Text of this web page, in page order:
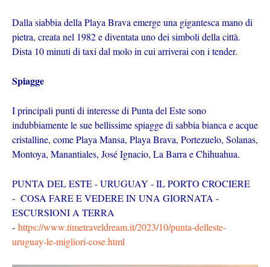
Dalla siabbia della Playa Brava emerge una gigantesca mano di
pietra, creata nel 1982 e diventata uno dei simboli della città.
Dista 10 minuti di taxi dal molo in cui arriverai con i tender.
Spiagge
I principali punti di interesse di Punta del Este sono
indubbiamente le sue bellissime spiagge di sabbia bianca e acque
cristalline, come Playa Mansa, Playa Brava, Portezuelo, Solanas,
Montoya, Manantiales, José Ignacio, La Barra e Chihuahua.
PUNTA DEL ESTE - URUGUAY - IL PORTO CROCIERE
- COSA FARE E VEDERE IN UNA GIORNATA -
ESCURSIONI A TERRA
- https://www.timetraveldream.it/2023/10/punta-delleste-
uruguay-le-migliori-cose.html